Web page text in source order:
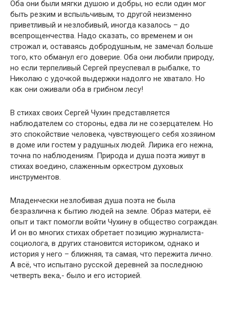
Оба они были мягки душою и добры, но если один мог
быть резким и вспыльчивым, то другой неизменно
приветливый и незлобивый, иногда казалось – до
всепрощенчества. Надо сказать, со временем и он
строжал и, оставаясь добродушным, не замечал больше
того, кто обманул его доверие. Оба они любили природу,
но если терпеливый Сергей преуспевал в рыбалке, то
Николаю с удочкой выдержки надолго не хватало. Но
как они оживали оба в грибном лесу!
В стихах своих Сергей Чухин представляется
наблюдателем со стороны, едва ли не созерцателем. Но
это спокойствие человека, чувствующего себя хозяином
в доме или гостем у радушных людей. Лирика его нежна,
точна по наблюдениям. Природа и душа поэта живут в
стихах воедино, слаженным оркестром духовых
инструментов.
Младенчески незлобивая душа поэта не была
безразлична к бытию людей на земле. Образ матери, её
опыт и такт помогли войти Чухину в общество сограждан.
И он во многих стихах обретает позицию журналиста-
социолога, в других становится историком, однако и
история у него – ближняя, та самая, что пережита лично.
А всё, что испытано русской деревней за последнюю
четверть века,- было и его историей.